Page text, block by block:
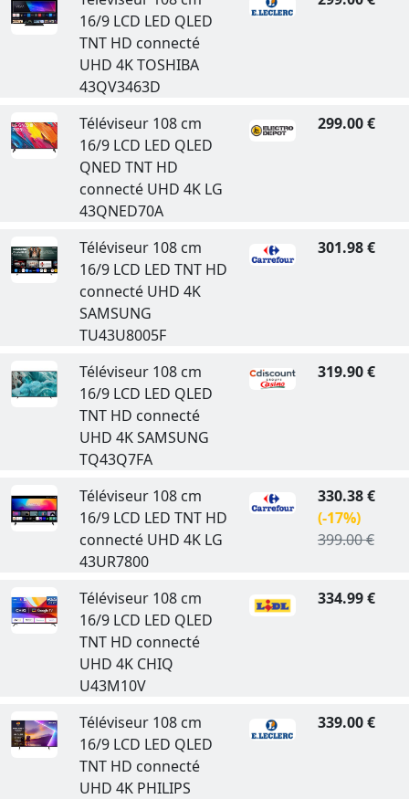
16/9 LCD LED QLED
TNT HD connecté
UHD 4K TOSHIBA
43QV3463D
Téléviseur 108 cm
16/9 LCD LED QLED
QNED TNT HD
connecté UHD 4K LG
43QNED70A
299.00 €
Téléviseur 108 cm
16/9 LCD LED TNT HD
connecté UHD 4K
SAMSUNG
TU43U8005F
301.98 €
Téléviseur 108 cm
16/9 LCD LED QLED
TNT HD connecté
UHD 4K SAMSUNG
TQ43Q7FA
319.90 €
Téléviseur 108 cm
16/9 LCD LED TNT HD
connecté UHD 4K LG
43UR7800
330.38 €
(-17%)
399.00 €
Téléviseur 108 cm
16/9 LCD LED QLED
TNT HD connecté
UHD 4K CHIQ
U43M10V
334.99 €
Téléviseur 108 cm
16/9 LCD LED QLED
TNT HD connecté
UHD 4K PHILIPS
339.00 €